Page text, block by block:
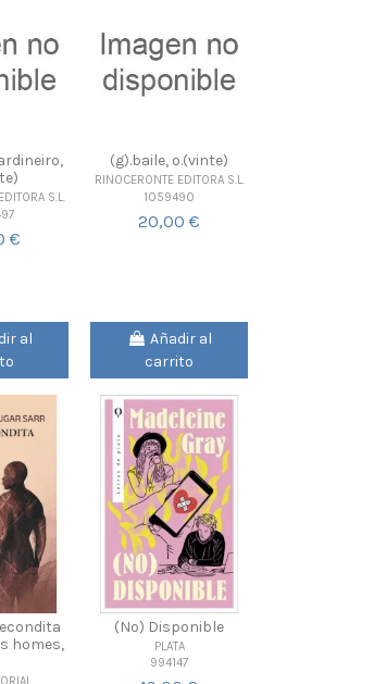
S.L.
€
al
(g).baile, o.(vinte)
RINOCERONTE EDITORA S.L.
1059490
20,00 €
Añadir al
carrito
homes,
(No) Disponible
PLATA
994147